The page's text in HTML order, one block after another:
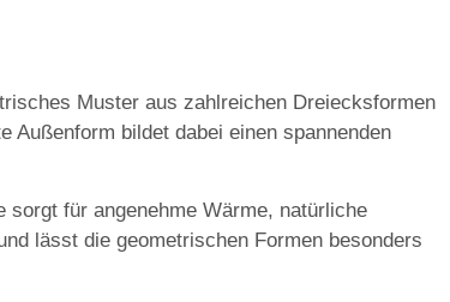
Muster aus zahlreichen Dreiecksformen
Außenform bildet dabei einen spannenden
sorgt für angenehme Wärme, natürliche
lässt die geometrischen Formen besonders